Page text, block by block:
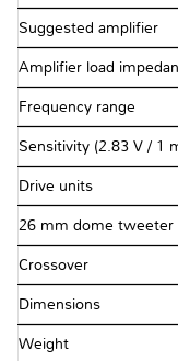
Suggested amplifier
Amplifier load
Frequency range
Sensitivity (2.83 V / 1
Drive units
26 mm dome tweeter
Crossover
Dimensions
Weight